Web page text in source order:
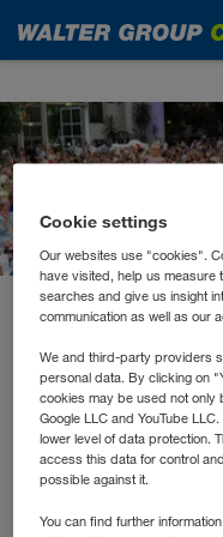
Noutăți
Viel Sport,
bei den
Bei herrlichen
und deren Familien
Cookie settings
Our websites use "cookies".
have visited, help us measure
searches and give us insight
communication as well as our
We and third-party providers
personal data. By clicking on
cookies may be used not
Google LLC and YouTube
lower level of data protection.
access this data for control
possible against it.
You can find further